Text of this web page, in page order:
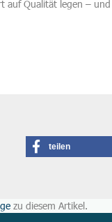
auf Qualität legen –
teilen
zu diesem Artikel.